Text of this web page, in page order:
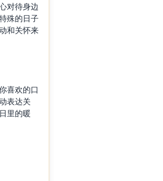
对待身边
殊的日子
和关怀来
喜欢的口
表达关
里的暖